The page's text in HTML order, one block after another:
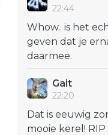
22:44
Whow.. is het
geven dat je
daarmee.
Gait
22:20
Dat is eeuwig
mooie kerel! RIP